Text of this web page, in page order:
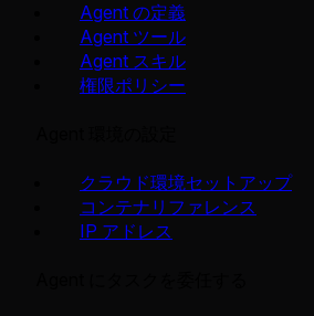
Agent の定義
Agent ツール
Agent スキル
権限ポリシー
クラウド環境セットアップ
コンテナリファレンス
IP アドレス